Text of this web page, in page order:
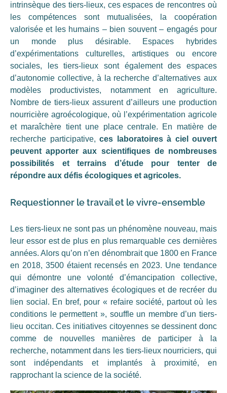
intrinsèque des tiers-lieux, ces espaces de rencontres où
les compétences sont mutualisées, la coopération
valorisée et les humains – bien souvent – engagés pour
un monde plus désirable. Espaces hybrides
d’expérimentations culturelles, artistiques ou encore
sociales, les tiers-lieux sont également des espaces
d’autonomie collective, à la recherche d’alternatives aux
modèles productivistes, notamment en agriculture.
Nombre de tiers-lieux assurent d’ailleurs une production
nourricière agroécologique, où l’expérimentation agricole
et maraîchère tient une place centrale. En matière de
recherche participative, ces laboratoires à ciel ouvert
peuvent apporter aux scientifiques de nombreuses
possibilités et terrains d’étude pour tenter de
répondre aux défis écologiques et agricoles.
Requestionner le travail et le vivre-ensemble
Les tiers-lieux ne sont pas un phénomène nouveau, mais
leur essor est de plus en plus remarquable ces dernières
années. Alors qu’on n’en dénombrait que 1800 en France
en 2018, 3500 étaient recensés en 2023. Une tendance
qui démontre une volonté d’émancipation collective,
d’imaginer des alternatives écologiques et de recréer du
lien social. En bref, pour « refaire société, partout où les
conditions le permettent », souffle un membre d’un tiers-
lieu occitan. Ces initiatives citoyennes se dessinent donc
comme de nouvelles manières de participer à la
recherche, notamment dans les tiers-lieux nourriciers, qui
sont indépendants et implantés à proximité, en
rapprochant la science de la société.